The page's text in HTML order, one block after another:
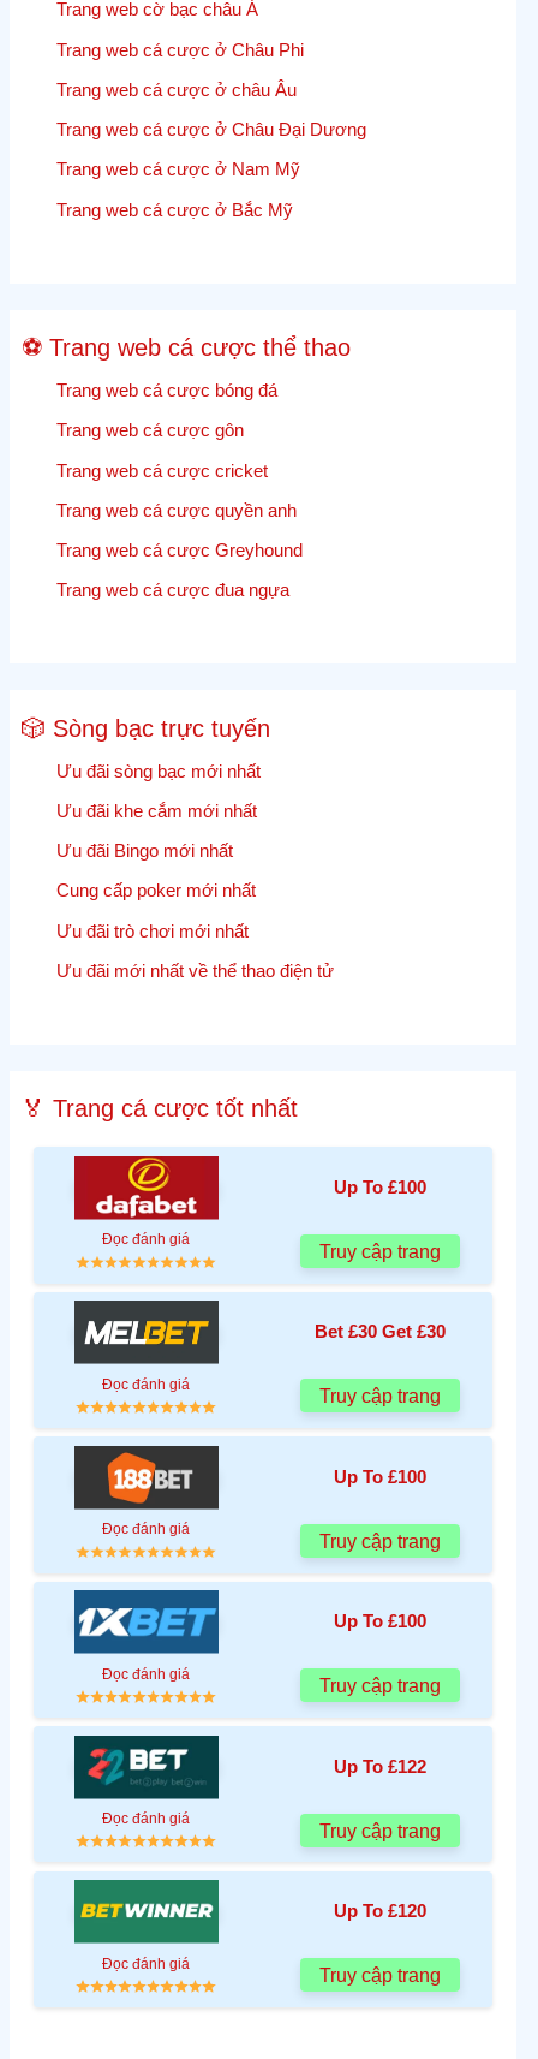
1960 Lưu
cập
nhật,
quả
và
trực
tiếp
Trang web cờ bạc châu Á
Trang web cá cược ở Châu Phi
Trang web cá cược ở châu Âu
Trang web cá cược ở Châu Đại Dương
Trang web cá cược ở Nam Mỹ
Trang web cá cược ở Bắc Mỹ
⚽ Trang web cá cược thể thao
Trang web cá cược bóng đá
Trang web cá cược gôn
Trang web cá cược cricket
Trang web cá cược quyền anh
Trang web cá cược Greyhound
Trang web cá cược đua ngựa
🎲 Sòng bạc trực tuyến
Ưu đãi sòng bạc mới nhất
Ưu đãi khe cắm mới nhất
Ưu đãi Bingo mới nhất
Cung cấp poker mới nhất
Ưu đãi trò chơi mới nhất
Ưu đãi mới nhất về thể thao điện tử
🏅 Trang cá cược tốt nhất
Up To £100
Đọc đánh giá
Truy cập trang
Bet £30 Get £30
Đọc đánh giá
Truy cập trang
Up To £100
Đọc đánh giá
Truy cập trang
Up To £100
Đọc đánh giá
Truy cập trang
Up To £122
Đọc đánh giá
Truy cập trang
Up To £120
Đọc đánh giá
Truy cập trang